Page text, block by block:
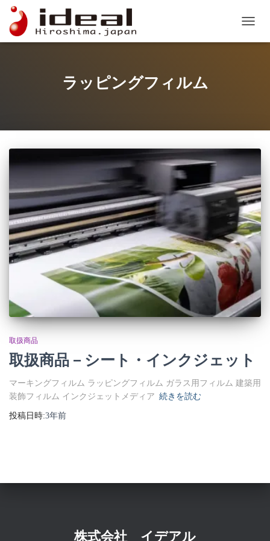
ラッピングフィルム
取扱商品
取扱商品－シート・インクジェット
マーキングフィルム ラッピングフィルム ガラス用フィルム 建築用
装飾フィルム インクジェットメディア 続きを読む
投稿日時:3年前
株式会社 イデアル